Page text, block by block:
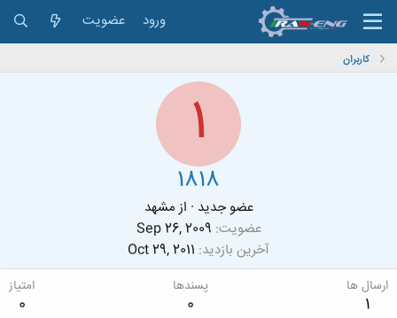
ورود عضویت
کاربران
1
1818
عضو جدید · ازمشهد
عضویت Sep 26, 2009
آخرین بازدید Oct 29, 2011
ارسال ها
1
پسندها
0
امتیاز
0